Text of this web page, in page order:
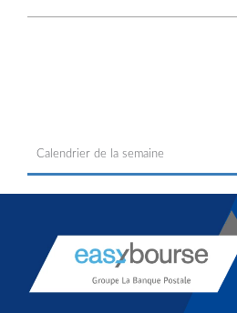
Calendrier de la semaine